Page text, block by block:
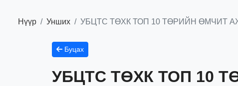
Нүүр Унших УБЦТС ТӨХК ТОП 10 ТӨРИЙН ӨМЧИТ
Буцах
УБЦТС ТӨХК ТОП 10